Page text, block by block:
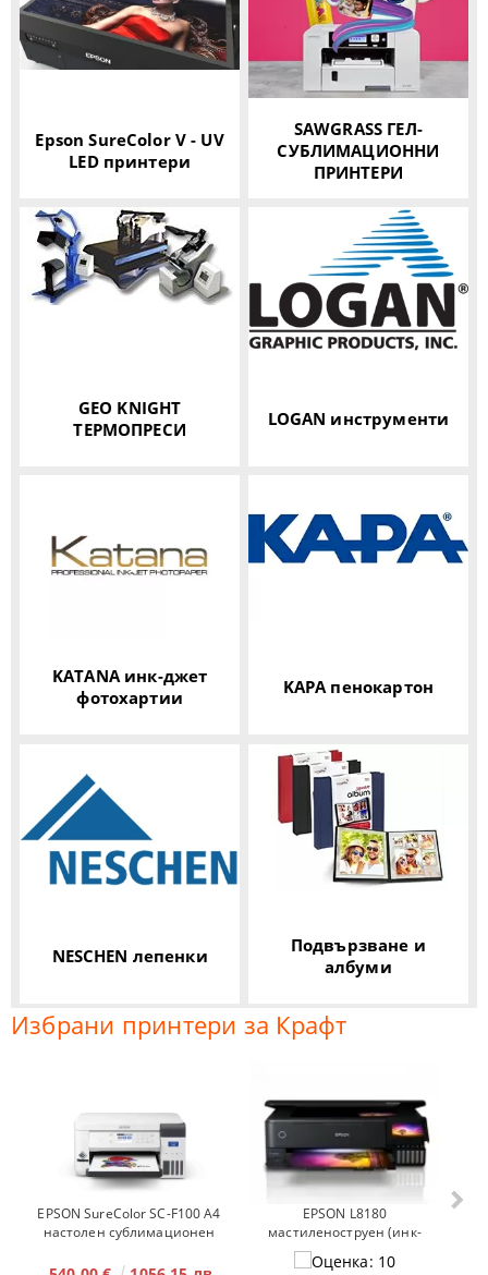
Epson SureColor V - UV
LED принтери
SAWGRASS ГЕЛ-
СУБЛИМАЦИОННИ
ПРИНТЕРИ
GEO KNIGHT
ТЕРМОПРЕСИ
LOGAN инструменти
KATANA инк-джет
фотохартии
KAPA пенокартон
NESCHEN лепенки
Подвързване и
албуми
Избрани принтери за Крафт
EPSON SureColor SC-F100 A4
настолен сублимационен
EPSON L8180
мастиленоструен (инк-
джет) фотопринтер